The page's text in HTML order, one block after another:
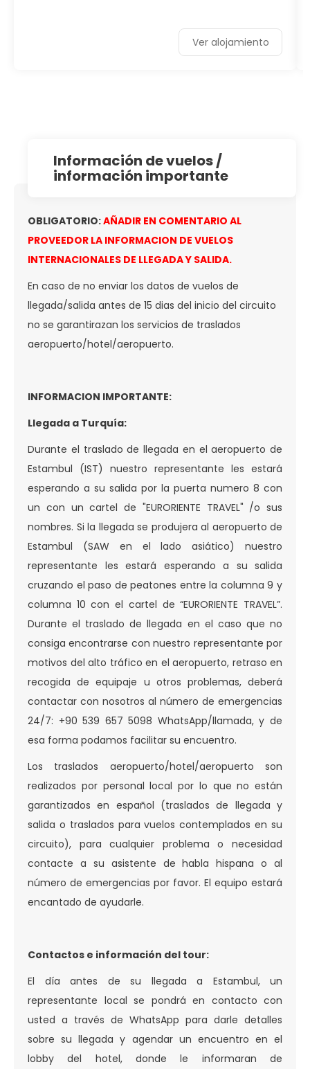
Ver alojamiento
información de vuelos /
información importante
OBLIGATORIO:AÑADIR EN COMENTARIO AL
PROVEEDOR LA INFORMACION DE VUELOS
INTERNACIONALES DE LLEGADA Y SALIDA.
En caso de no enviar los datos de vuelos de
llegada/salida antes de 15 dias del inicio del circuito
no se garantirazan los servicios de traslados
aeropuerto/hotel/aeropuerto.
INFORMACION IMPORTANTE:
Llegada a Turquía:
Durante el traslado de llegada en el aeropuerto de
Estambul (IST) nuestro representante les estará
esperando a su salida por la puerta numero 8 con
un con un cartel de "EURORIENTE TRAVEL" /o sus
nombres. Si la llegada se produjera al aeropuerto de
Estambul (SAW en el lado asiático) nuestro
representante les estará esperando a su salida
cruzando el paso de peatones entre la columna 9 y
columna 10 con el cartel de “EURORIENTE TRAVEL”.
Durante el traslado de llegada en el caso que no
consiga encontrarse con nuestro representante por
motivos del alto tráfico en el aeropuerto, retraso en
recogida de equipaje u otros problemas, deberá
contactar con nosotros al número de emergencias
24/7: +90 539 657 5098 WhatsApp/llamada, y de
esa forma podamos facilitar su encuentro.
Los traslados aeropuerto/hotel/aeropuerto son
realizados por personal local por lo que no están
garantizados en español (traslados de llegada y
salida o traslados para vuelos contemplados en su
circuito), para cualquier problema o necesidad
contacte a su asistente de habla hispana o al
número de emergencias por favor. El equipo estará
encantado de ayudarle.
Contactos e información del tour:
El día antes de su llegada a Estambul, un
representante local se pondrá en contacto con
usted a través de WhatsApp para darle detalles
sobre su llegada y agendar un encuentro en el
lobby del hotel, donde le informaran de